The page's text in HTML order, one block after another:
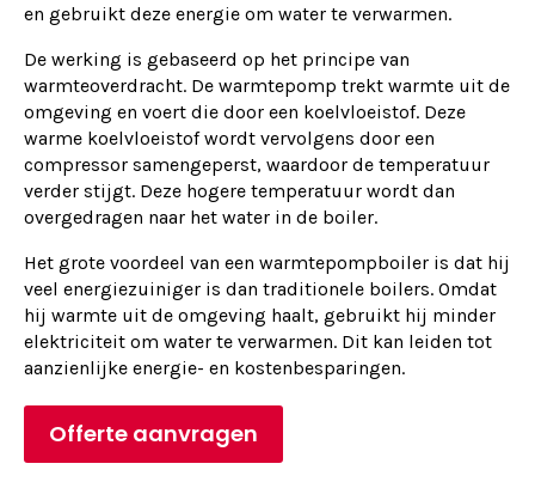
en gebruikt deze energie om water te verwarmen.
De werking is gebaseerd op het principe van
warmteoverdracht. De warmtepomp trekt warmte uit de
omgeving en voert die door een koelvloeistof. Deze
warme koelvloeistof wordt vervolgens door een
compressor samengeperst, waardoor de temperatuur
verder stijgt. Deze hogere temperatuur wordt dan
overgedragen naar het water in de boiler.
Het grote voordeel van een warmtepompboiler is dat hij
veel energiezuiniger is dan traditionele boilers. Omdat
hij warmte uit de omgeving haalt, gebruikt hij minder
elektriciteit om water te verwarmen. Dit kan leiden tot
aanzienlijke energie- en kostenbesparingen.
Offerte aanvragen